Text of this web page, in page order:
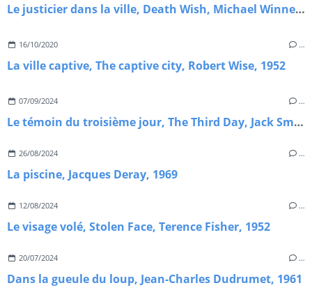
Le justicier dans la ville, Death Wish, Michael Winner, 1974
16/10/2020 …
La ville captive, The captive city, Robert Wise, 1952
07/09/2024 …
Le témoin du troisième jour, The Third Day, Jack Smight, 1965.
26/08/2024 …
La piscine, Jacques Deray, 1969
12/08/2024 …
Le visage volé, Stolen Face, Terence Fisher, 1952
20/07/2024 …
Dans la gueule du loup, Jean-Charles Dudrumet, 1961